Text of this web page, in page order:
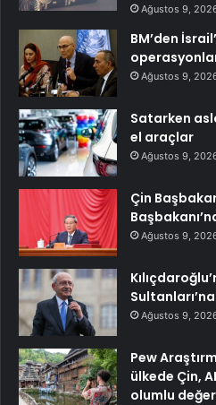
Ağustos 9,
BM’den
Ağustos 9,
Satarken
el araçlar
Ağustos 9,
Çin
Ağustos 9,
Ağustos 9,
Pew
ülkede Çin,
olumlu